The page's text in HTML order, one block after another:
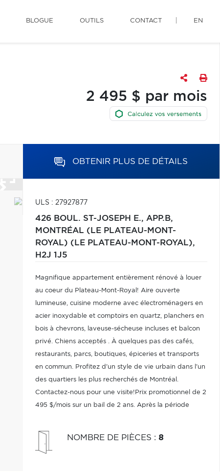
BLOGUE OUTILS CONTACT EN
2 495 $ par mois
OBTENIR PLUS DE DÉTAILS
ULS : 27927877
426 BOUL. ST-JOSEPH E., APP.B,
MONTRÉAL (LE PLATEAU-MONT-
ROYAL) (LE PLATEAU-MONT-ROYAL),
H2J 1J5
Magnifique appartement entièrement rénové à louer
au coeur du Plateau-Mont-Royal! Aire ouverte
lumineuse, cuisine moderne avec électroménagers en
acier inoxydable et comptoirs en quartz, planchers en
bois à chevrons, laveuse-sécheuse incluses et balcon
privé. Chiens acceptés . À quelques pas des cafés,
restaurants, parcs, boutiques, épiceries et transports
en commun. Profitez d'un style de vie urbain dans l'un
des quartiers les plus recherchés de Montréal.
Contactez-nous pour une visite!Prix promotionnel de 2
495 $/mois sur un bail de 2 ans. Après la période
le loyer régulier s'applique.
NOMBRE DE PIÈCES : 8